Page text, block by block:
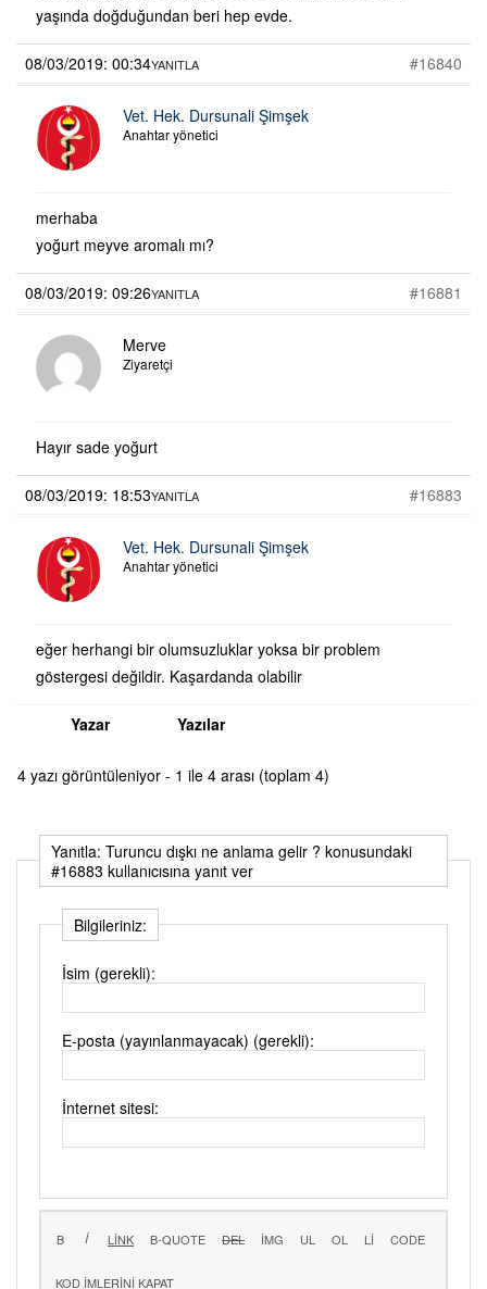
yaşında doğduğundan beri hep evde.
08/03/2019: 00:34 #16840
YANITLA
Vet. Hek. Dursunali Şimşek
Anahtar yönetici
merhaba
yoğurt meyve aromalı mı?
08/03/2019: 09:26 #16881
YANITLA
Merve
Ziyaretçi
Hayır sade yoğurt
08/03/2019: 18:53 #16883
YANITLA
Vet. Hek. Dursunali Şimşek
Anahtar yönetici
eğer herhangi bir olumsuzluklar yoksa bir problem
göstergesi değildir. Kaşardanda olabilir
Yazar Yazılar
4 yazı görüntüleniyor - 1 ile 4 arası (toplam 4)
Yanıtla: Turuncu dışkı ne anlama gelir ? konusundaki
#16883 kullanıcısına yanıt ver
Bilgileriniz:
İsim (gerekli):
E-posta (yayınlanmayacak) (gerekli):
İnternet sitesi: